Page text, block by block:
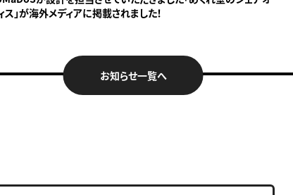
ス」が海外メディアに掲載されました！
お知らせ一覧へ